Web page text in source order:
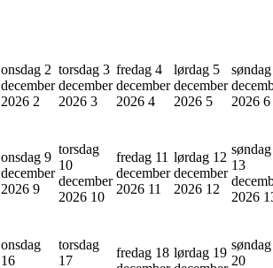
onsdag 2
december
2026 2
torsdag 3
december
2026 3
fredag 4
december
2026 4
lørdag 5
december
2026 5
2026 6
onsdag 9
december
2026 9
torsdag
10
december
2026 10
fredag 11
december
2026 11
lørdag 12
december
2026 12
søndag
13
2026
onsdag
16
torsdag
17
fredag 18 lørdag 19
søndag
20